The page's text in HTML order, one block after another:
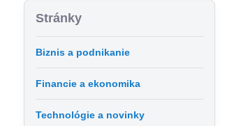
Stránky
Biznis a podnikanie
Financie a ekonomika
Technológie a novinky